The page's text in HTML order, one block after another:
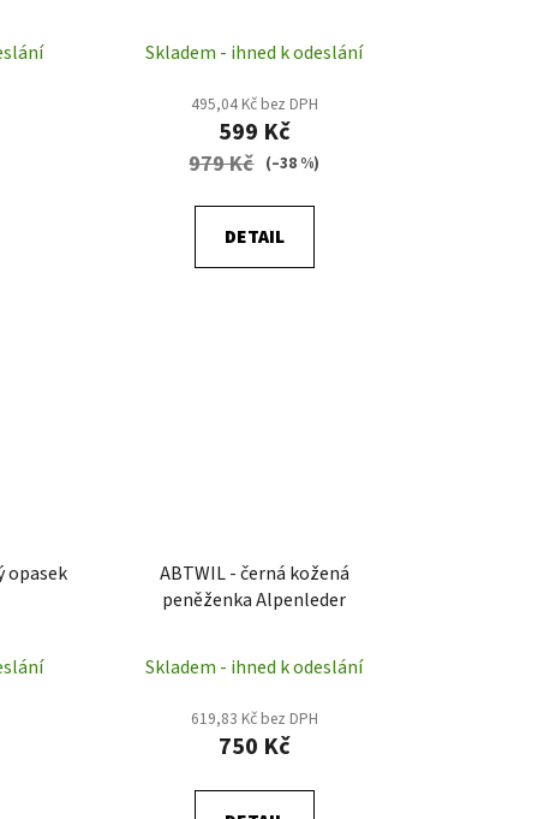
Skladem - ihned k odeslání
495,04 Kč bez DPH
599 Kč
979 Kč (–38 %)
DETAIL
opasek
ABTWIL - černá kožená
peněženka Alpenleder
Skladem - ihned k odeslání
619,83 Kč bez DPH
750 Kč